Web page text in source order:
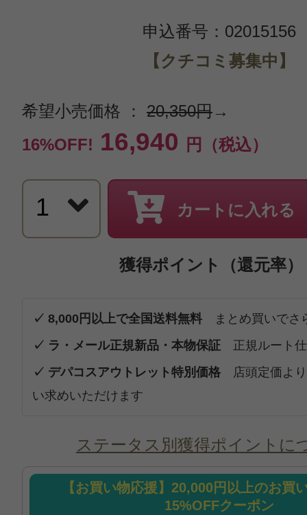
申込番号：02015156
【クチコミ募集中】
希望小売価格 ： 20,350円→
16%OFF! 16,940 円（税込）
カートに入れる
獲得ポイント（還元率）
✓ 8,000円以上で全国送料無料 まとめ買いでさ
✓ ラ・メール正規新品・本物保証 正規ルート
✓ デパコスアウトレット特別価格 店頭定価よ
い求めいただけます
ステータス別獲得ポイントに
【お買い物応援】20,000円以上のお買
15%OFFクーポン